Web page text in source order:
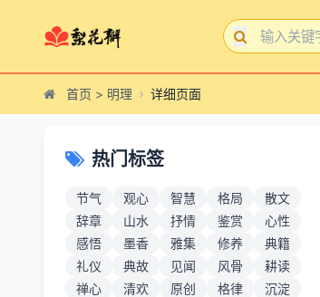
首页 > 明理 详细页面
热门标签
节气 观心 智慧 格局
散文
辞章
山水 抒情 鉴赏
心性
感悟
墨香 雅集 修养
典籍
礼仪
典故 见闻 风骨
耕读
禅心
清欢 原创 格律
沉淀